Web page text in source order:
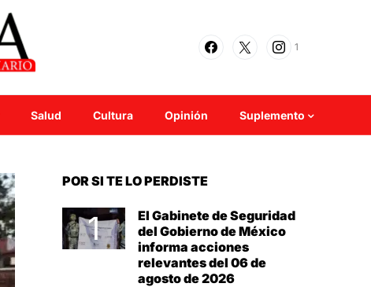
1
Salud Cultura Opinión Suplemento
POR SI TE LO PERDISTE
El Gabinete de Seguridad
del Gobierno de México
informa acciones
relevantes del 06 de
agosto de 2026